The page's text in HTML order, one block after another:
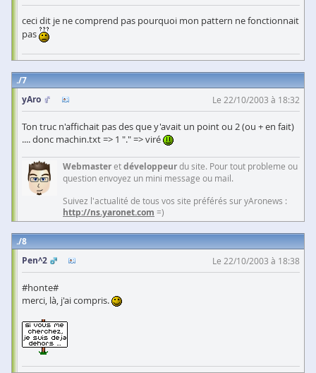
ceci dit je ne comprend pas pourquoi mon pattern ne fonctionnait
pas
7
yAro
Le 22/10/2003 à 18:32
Ton truc n'affichait pas des que y'avait un point ou 2 (ou + en fait)
.... donc machin.txt => 1 "." => viré
Webmasteretdéveloppeurdu site. Pour tout probleme ou
question envoyez un mini message ou mail.
Suivez l'actualité de tous vos site préférés sur yAronews :
http://ns.yaronet.com =)
8
Pen^2
Le 22/10/2003 à 18:38
#honte#
merci, là, j'ai compris.